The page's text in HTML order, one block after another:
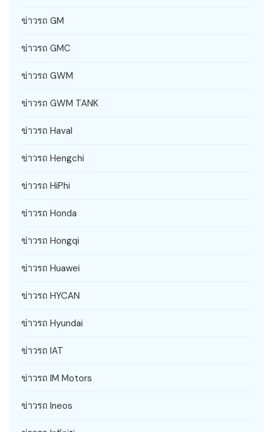
ข่าวรถ GM
ข่าวรถ GMC
ข่าวรถ GWM
ข่าวรถ GWM TANK
ข่าวรถ Haval
ข่าวรถ Hengchi
ข่าวรถ HiPhi
ข่าวรถ Honda
ข่าวรถ Hongqi
ข่าวรถ Huawei
ข่าวรถ HYCAN
ข่าวรถ Hyundai
ข่าวรถ IAT
ข่าวรถ IM Motors
ข่าวรถ Ineos